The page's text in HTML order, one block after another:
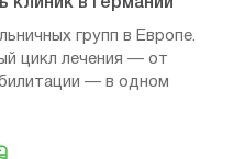
в Германии
групп в Европе.
цикл лечения — от
— в одном